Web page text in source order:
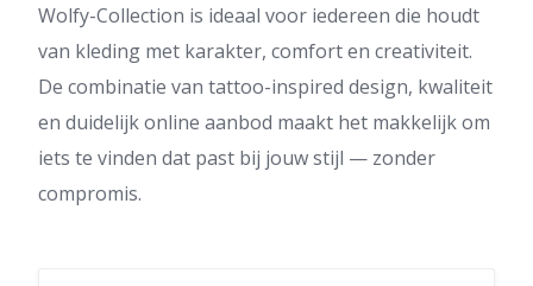
Wolfy-Collection is ideaal voor iedereen die houdt
van kleding met karakter, comfort en creativiteit.
De combinatie van tattoo-inspired design, kwaliteit
en duidelijk online aanbod maakt het makkelijk om
iets te vinden dat past bij jouw stijl — zonder
compromis.